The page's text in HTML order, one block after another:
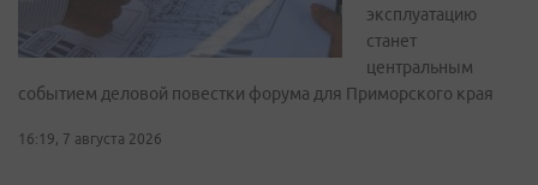
эксплуатацию
станет
центральным
событием деловой повестки форума для Приморского края
16:19, 7 августа 2026